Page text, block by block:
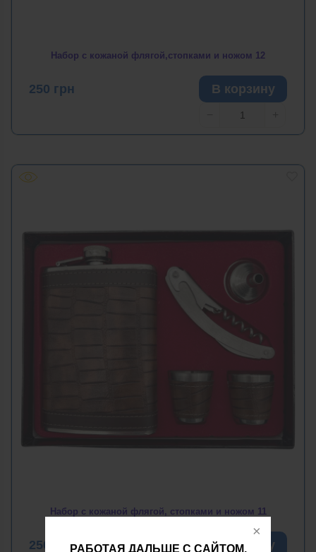
РАБОТАЯ ДАЛЬШЕ С САЙТОМ,
Набор с кожаной флягой,стопками и ножом 12
250 грн В корзину
Набор с кожаной флягой, стопками и ножом 11
250 грн В корзину